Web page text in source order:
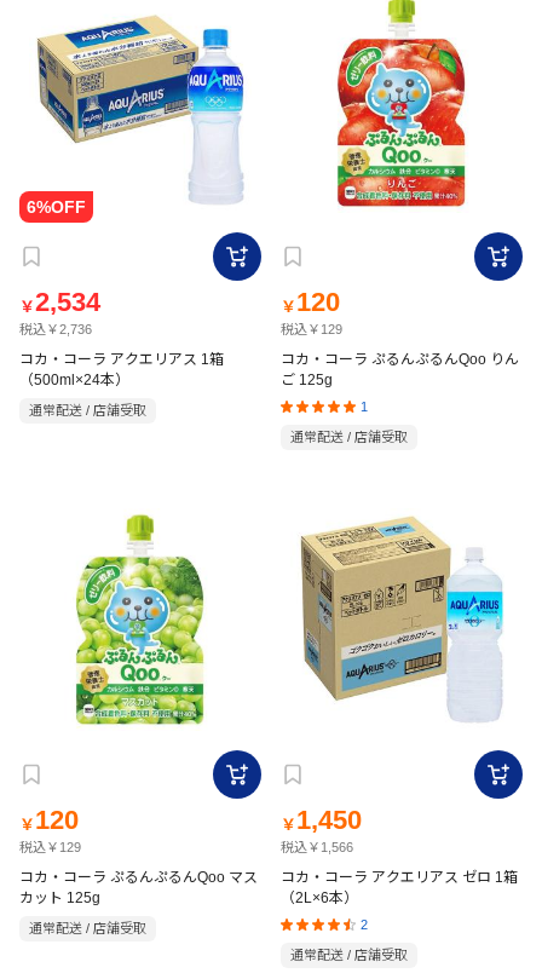
￥2,534
税込￥2,736
コカ・コーラ アクエリアス 1箱
（500ml×24本）
通常配送 / 店舗受取
￥ 120
税込￥129
コカ・コーラ ぷるんぷるんQoo りん
ご 125g
1
通常配送 / 店舗受取
￥ 120
税込￥129
コカ・コーラ ぷるんぷるんQoo マス
カット 125g
通常配送 / 店舗受取
￥ 1,450
税込￥1,566
コカ・コーラ アクエリアス ゼロ 1箱
（2L×6本）
2
通常配送 / 店舗受取